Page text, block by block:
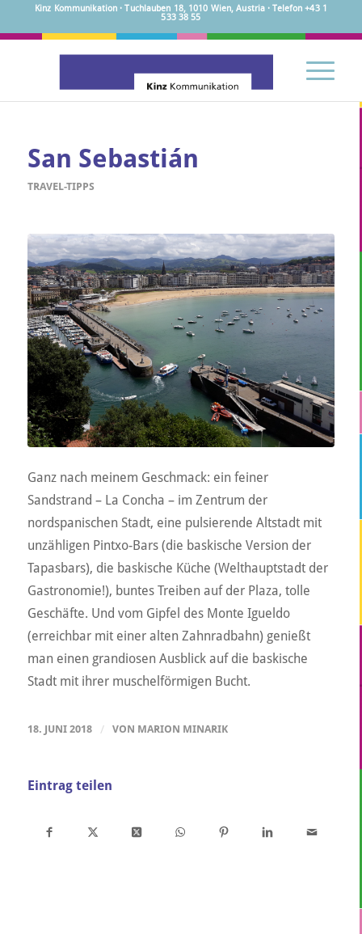
Kinz Kommunikation · Tuchlauben 18, 1010 Wien, Austria · Telefon +43 1
533 38 55
San Sebastián
TRAVEL-TIPPS
Ganz nach meinem Geschmack: ein feiner
Sandstrand – La Concha – im Zentrum der
nordspanischen Stadt, eine pulsierende Altstadt mit
unzähligen Pintxo-Bars (die baskische Version der
Tapasbars), die baskische Küche (Welthauptstadt der
Gastronomie!), buntes Treiben auf der Plaza, tolle
Geschäfte. Und vom Gipfel des Monte Igueldo
(erreichbar mit einer alten Zahnradbahn) genießt
man einen grandiosen Ausblick auf die baskische
Stadt mit ihrer muschelförmigen Bucht.
18. JUNI 2018 / VON MARION MINARIK
Eintrag teilen